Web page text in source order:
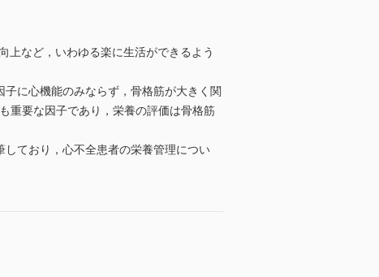
上など，いわゆる楽に生活ができるよう
に心機能のみならず，骨格筋が大きく関
重要な因子であり，栄養の評価は骨格筋
ており，心不全患者の栄養管理につい